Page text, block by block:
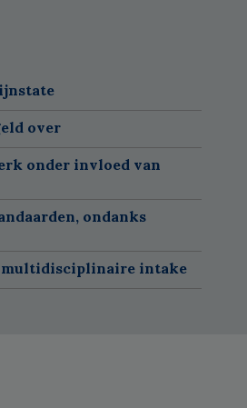
over
onder invloed van
ondanks
intake